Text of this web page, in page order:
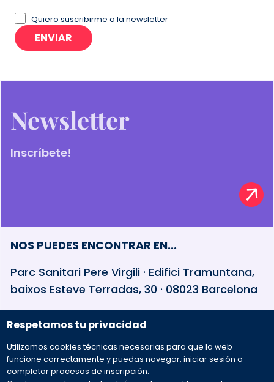
Respetamos tu privacidad
Utilizamos cookies técnicas necesarias para que la web
funcione correctamente y puedas navegar, iniciar sesión o
completar procesos de inscripción.
Quiero suscribirme a la newsletter
ENVIAR
Newsletter
Inscríbete!
NOS PUEDES ENCONTRAR EN...
Parc Sanitari Pere Virgili · Edifici Tramuntana,
baixos Esteve Terradas, 30 · 08023 Barcelona
932 594 381
Preguntas frecuentes